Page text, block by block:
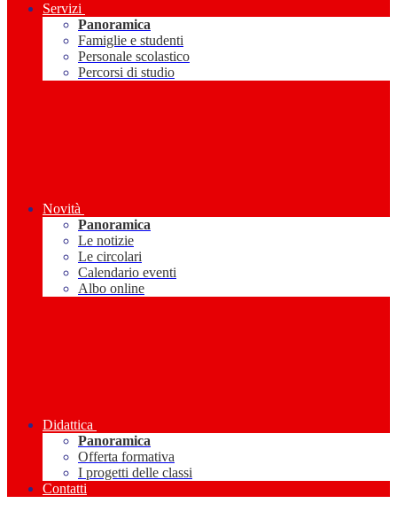
Servizi
Panoramica
Famiglie e studenti
Personale scolastico
Percorsi di studio
Novità
Panoramica
Le notizie
Le circolari
Calendario eventi
Albo online
Didattica
Panoramica
Offerta formativa
I progetti delle classi
Contatti